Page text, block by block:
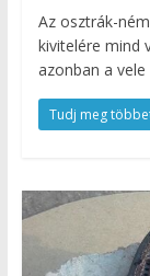
Az osztrák-
kivitelére mind
azonban a vele
Tudj meg